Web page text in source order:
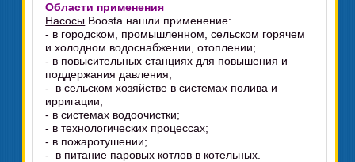
Области применения
Насосы Boosta нашли применение:
- в городском, промышленном, сельском горячем
и холодном водоснабжении, отоплении;
- в повысительных станциях для повышения и
поддержания давления;
- в сельском хозяйстве в системах полива и
ирригации;
- в системах водоочистки;
- в технологических процессах;
- в пожаротушении;
- в питание паровых котлов в котельных.